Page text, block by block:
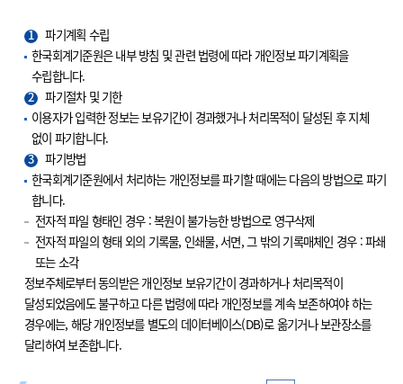
1
파기계획 수립
한국회계기준원은 내부 방침 및 관련 법령에 따라 개인정보 파기계획을
수립합니다.
2
파기절차 및 기한
이용자가 입력한 정보는 보유기간이 경과했거나 처리목적이 달성된 후 지체
없이 파기합니다.
3
파기방법
한국회계기준원에서 처리하는 개인정보를 파기할 때에는 다음의 방법으로 파기
합니다.
전자적 파일 형태인 경우 : 복원이 불가능한 방법으로 영구삭제
전자적 파일의 형태 외의 기록물, 인쇄물, 서면, 그 밖의 기록매체인 경우 : 파쇄
또는 소각
정보주체로부터 동의받은 개인정보 보유기간이 경과하거나 처리목적이
달성되었음에도 불구하고 다른 법령에 따라 개인정보를 계속 보존하여야 하는
경우에는, 해당 개인정보를 별도의 데이터베이스(DB)로 옮기거나 보관장소를
달리하여 보존합니다.